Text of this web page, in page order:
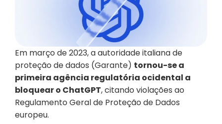
Em março de 2023, a autoridade italiana de
proteção de dados (Garante) tornou-se a
primeira agência regulatória ocidental a
bloquear o ChatGPT, citando violações ao
Regulamento Geral de Proteção de Dados
europeu.